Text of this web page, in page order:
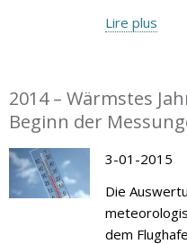
Lire plus
2014 – Wärmstes
Beginn der
3-01-2015
Die
dem